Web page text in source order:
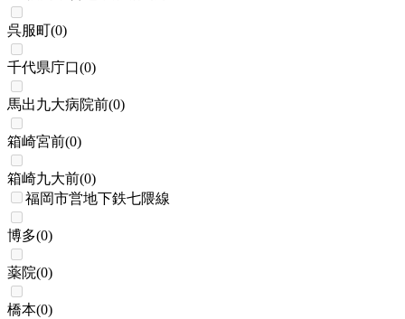
呉服町(0)
千代県庁口(0)
馬出九大病院前(0)
箱崎宮前(0)
箱崎九大前(0)
福岡市営地下鉄七隈線
博多(0)
薬院(0)
橋本(0)